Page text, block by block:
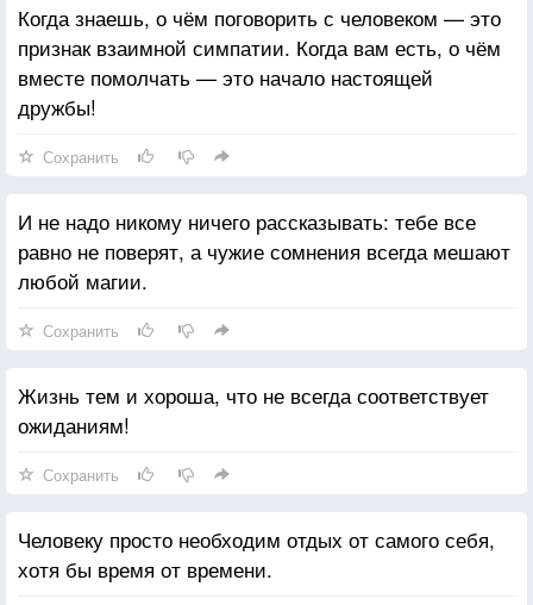
Когда знаешь, о чём поговорить с человеком — это
признак взаимной симпатии. Когда вам есть, о чём
вместе помолчать — это начало настоящей
дружбы!
Сохранить
И не надо никому ничего рассказывать: тебе все
равно не поверят, а чужие сомнения всегда мешают
любой магии.
Сохранить
Жизнь тем и хороша, что не всегда соответствует
ожиданиям!
Сохранить
Человеку просто необходим отдых от самого себя,
хотя бы время от времени.